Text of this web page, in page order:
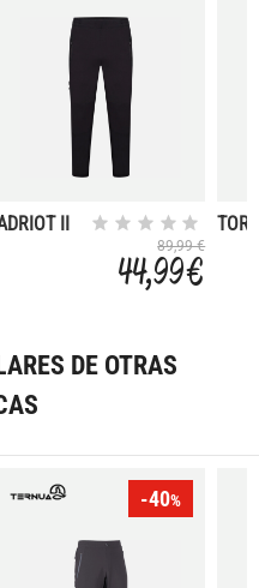
II
89,99 €
44,99 €
DE OTRAS
-40%